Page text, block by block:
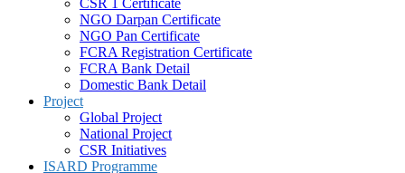
CSR 1 Certificate
NGO Darpan Certificate
NGO Pan Certificate
FCRA Registration Certificate
FCRA Bank Detail
Domestic Bank Detail
Project
Global Project
National Project
CSR Initiatives
ISARD Programme